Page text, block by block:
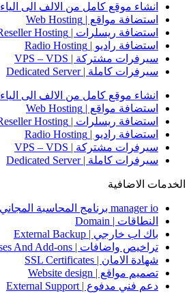
انشاء موقع كامل من الالف الى الياء
استضافة مواقع | Web Hosting
استضافة ريسلرات | Reseller Hosting
استضافة راديو | Radio Hosting
سيرفرات مشتركة | VPS – VDS
سيرفرات كاملة | Dedicated Server
انشاء موقع كامل من الالف الى الياء
استضافة مواقع | Web Hosting
استضافة ريسلرات | Reseller Hosting
استضافة راديو | Radio Hosting
سيرفرات مشتركة | VPS – VDS
سيرفرات كاملة | Dedicated Server
الخدمات الاضافية
manager io برنامج المحاسبة المجاني
النطاقات | Domain
باك اب خارجي | External Backup
تراخيص واضافات | Licenses And Add-ons
شهادة الامان | SSL Certificates
تصميم مواقع | Website design
دعم فني مدفوع | External Support